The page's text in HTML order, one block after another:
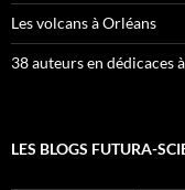
Les volcans à Orléans
38 auteurs en dédicaces
LES BLOGS FUTURA-